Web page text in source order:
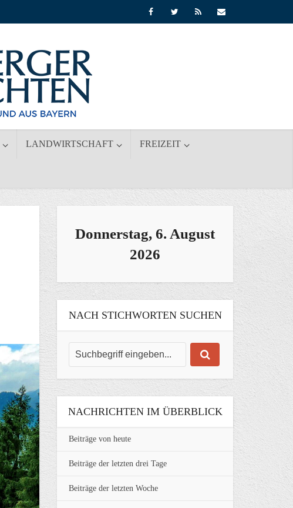
LANDWIRTSCHAFT FREIZEIT
Donnerstag, 6. August
2026
NACH STICHWORTEN SUCHEN
NACHRICHTEN IM ÜBERBLICK
Beiträge von heute
Beiträge der letzten drei Tage
Beiträge der letzten Woche